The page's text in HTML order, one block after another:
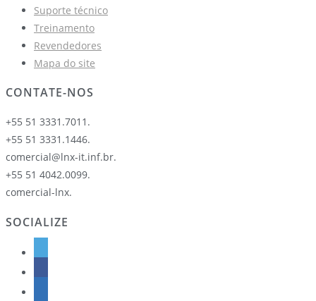
Suporte técnico
Treinamento
Revendedores
Mapa do site
CONTATE-NOS
+55 51 3331.7011.
+55 51 3331.1446.
comercial@lnx-it.inf.br.
+55 51 4042.0099.
comercial-lnx.
SOCIALIZE